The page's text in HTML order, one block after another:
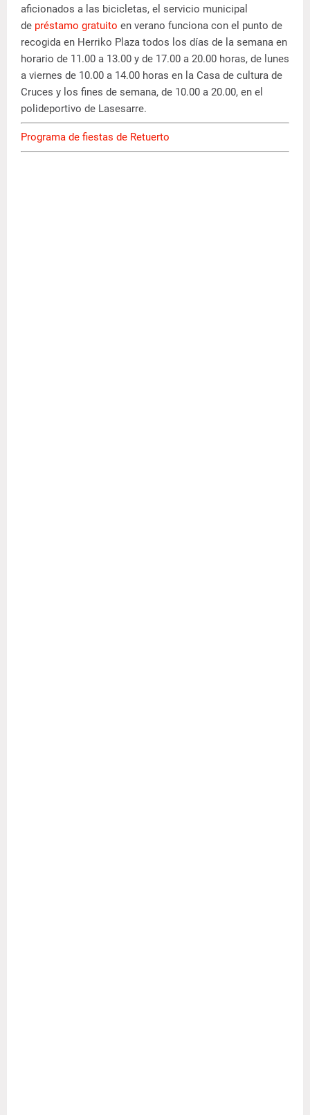
aficionados a las bicicletas, el servicio municipal
de préstamo gratuito en verano funciona con el punto de
recogida en Herriko Plaza todos los días de la semana en
horario de 11.00 a 13.00 y de 17.00 a 20.00 horas, de lunes
a viernes de 10.00 a 14.00 horas en la Casa de cultura de
Cruces y los fines de semana, de 10.00 a 20.00, en el
polideportivo de Lasesarre.
Programa de fiestas de Retuerto